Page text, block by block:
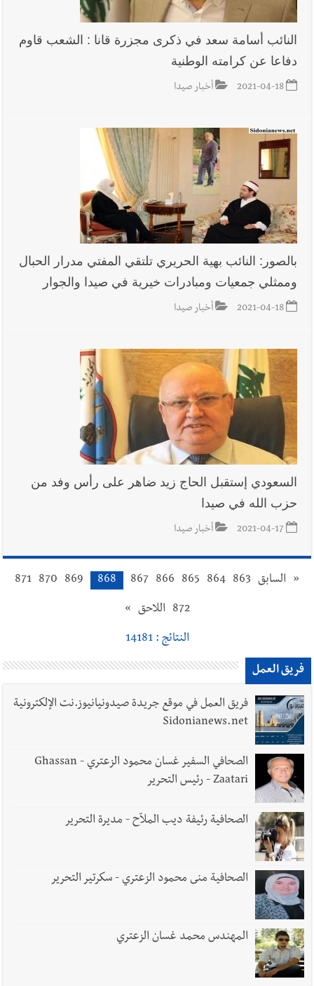
النائب أسامة سعد في ذكرى مجزرة قانا : الشعب قاوم
دفاعا عن كرامته الوطنية
2021-04-18 أخبار صيدا
بالصور: النائب بهية الحريري تلتقي المفتي مدرار الحبال
وممثلي جمعيات ومبادرات خيرية في صيدا والجوار
2021-04-18 أخبار صيدا
السعودي إستقبل الحاج زيد ضاهر على رأس وفد من
حزب الله في صيدا
2021-04-17 أخبار صيدا
« السابق 863
864
865
866
867
868
869
870
871
872 اللاحق »
النتائج : 14181
فريق العمل
فريق العمل في موقع جريدة صيدونيانيوز.نت الإلكترونية
Sidonianews.net
الصحافي السفير غسان محمود الزعتري - Ghassan
Zaatari - رئيس التحرير
الصحافية رئيفة ديب الملاّح - مديرة التحرير
الصحافية منى محمود الزعتري - سكرتير التحرير
المهندس محمد غسان الزعتري